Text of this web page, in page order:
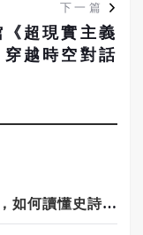
下一篇
《超現實主義
越時空對話
蔡詩萍》看電影《奧德賽》之前，如何讀懂史詩《奧德賽》！之2